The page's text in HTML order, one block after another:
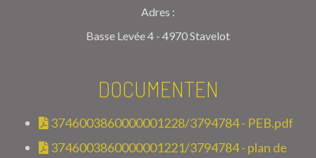
Adres :
Basse Levée 4 - 4970 Stavelot
DOCUMENTEN
3746003860000001228/3794784 - PEB.pdf
3746003860000001221/3794784 - plan de